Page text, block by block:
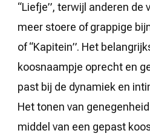
“Liefje”, terwijl anderen de
meer stoere of grappige
of “Kapitein”. Het
koosnaampje oprecht en
past bij de dynamiek en
Het tonen van
middel van een gepast